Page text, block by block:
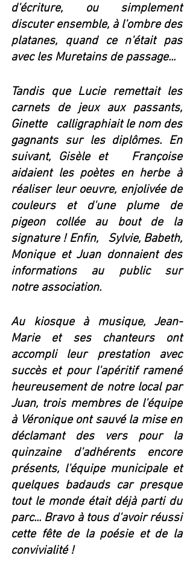
d'écriture, ou simplement
discuter ensemble, à l'ombre des
platanes, quand ce n'était pas
avec les Muretains de passage...
Tandis que Lucie remettait les
carnets de jeux aux passants,
Ginette   calligraphiait le nom des
gagnants sur les diplômes. En
suivant, Gisèle et   Françoise
aidaient les poètes en herbe à
réaliser leur oeuvre, enjolivée de
couleurs et d'une plume de
pigeon collée au bout de la
signature ! Enfin,   Sylvie, Babeth,
Monique et Juan donnaient des
informations au public sur
notre association.
Au kiosque à musique, Jean-
Marie et ses chanteurs ont
accompli leur prestation avec
succès et pour l'apéritif ramené
heureusement de notre local par
Juan, trois membres de l'équipe
à Véronique ont sauvé la mise en
déclamant des vers pour la
quinzaine d'adhérents encore
présents, l'équipe municipale et
quelques badauds car presque
tout le monde était déjà parti du
parc... Bravo à tous d'avoir réussi
cette fête de la poésie et de la
convivialité !